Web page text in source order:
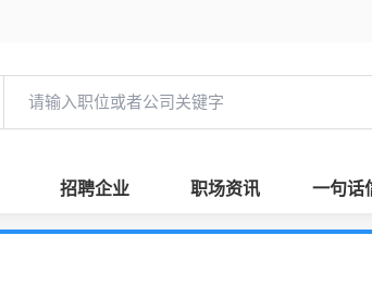
招聘企业 职场资讯 一句话